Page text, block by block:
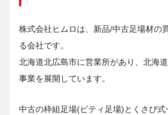
株式会社ヒムロは、新品/中古足場材の
る会社です。
北海道北広島市に営業所があり、北海
事業を展開しています。
中古の枠組足場(ビティ足場)とくさび